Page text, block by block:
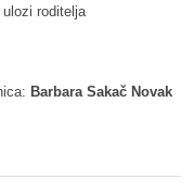
roditelja
Barbara Sakač Novak